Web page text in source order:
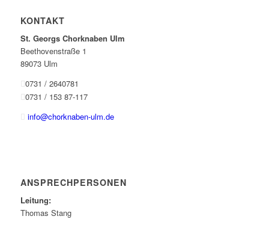
KONTAKT
St. Georgs Chorknaben Ulm
Beethovenstraße 1
89073 Ulm
0731 / 2640781
0731 / 153 87-117
info@chorknaben-ulm.de
ANSPRECHPERSONEN
Leitung:
Thomas Stang